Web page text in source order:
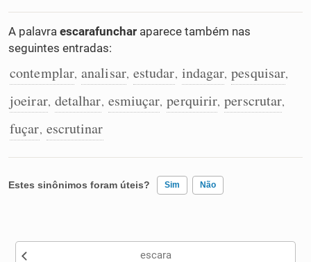
Conexões
Caça-palavras
Dicionário
A palavra escarafunchar aparece também nas
seguintes entradas:
contemplar, analisar, estudar, indagar, pesquisar,
joeirar, detalhar, esmiuçar, perquirir, perscrutar,
fuçar, escrutinar
Estes sinônimos foram úteis? Sim Não
Nenhum dos sinônimos apresentados me ajudou
escara